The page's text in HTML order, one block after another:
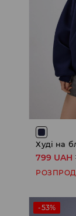
Худі на
799 UAH
-53%